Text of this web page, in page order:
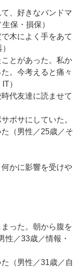
、好きなバンドマ
保・損保）
木によく手をあて
とがあった。私か
。今考えると痛々
）
代友達に読ませて
ボサにしていた。
（男性／25歳／そ
何かに影響を受けや
った。朝から腹を
性／33歳／情報・
（男性／31歳／自